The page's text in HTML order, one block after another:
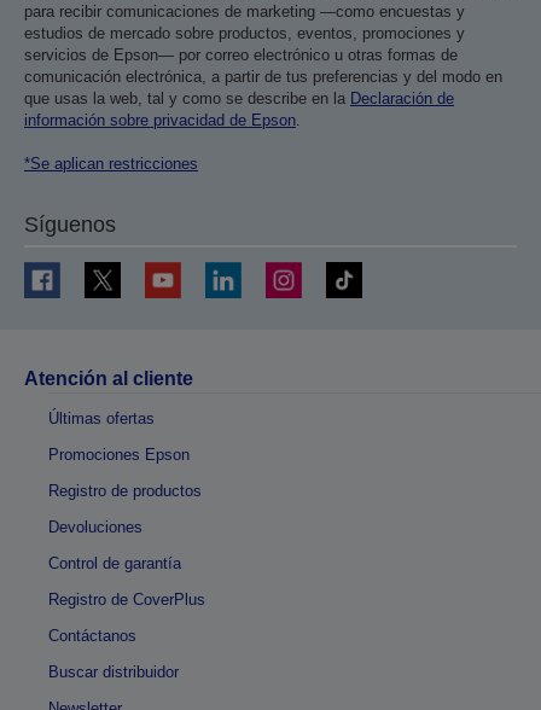
para recibir comunicaciones de marketing —como encuestas y
estudios de mercado sobre productos, eventos, promociones y
servicios de Epson— por correo electrónico u otras formas de
comunicación electrónica, a partir de tus preferencias y del modo en
que usas la web, tal y como se describe en la Declaración de
información sobre privacidad de Epson.
*Se aplican restricciones
Síguenos
Atención al cliente
Últimas ofertas
Promociones Epson
Registro de productos
Devoluciones
Control de garantía
Registro de CoverPlus
Contáctanos
Buscar distribuidor